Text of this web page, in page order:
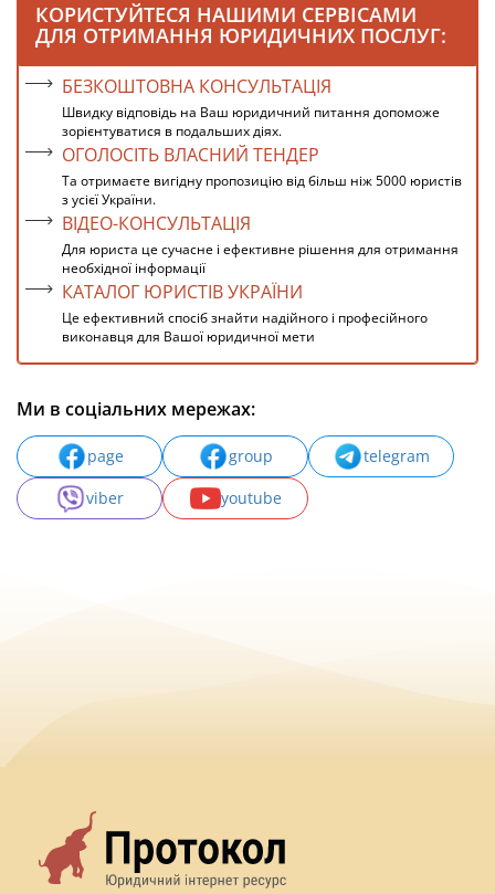
КОРИСТУЙТЕСЯ НАШИМИ СЕРВІСАМИ
ДЛЯ ОТРИМАННЯ ЮРИДИЧНИХ ПОСЛУГ:
БЕЗКОШТОВНА КОНСУЛЬТАЦІЯ
Швидку відповідь на Ваш юридичний питання допоможе
зорієнтуватися в подальших діях.
ОГОЛОСІТЬ ВЛАСНИЙ ТЕНДЕР
Та отримаєте вигідну пропозицію від більш ніж 5000 юристів
з усієї України.
ВІДЕО-КОНСУЛЬТАЦІЯ
Для юриста це сучасне і ефективне рішення для отримання
необхідної інформації
КАТАЛОГ ЮРИСТІВ УКРАЇНИ
Це ефективний спосіб знайти надійного і професійного
виконавця для Вашої юридичної мети
Ми в соціальних мережах:
page group
telegram
viber
youtube